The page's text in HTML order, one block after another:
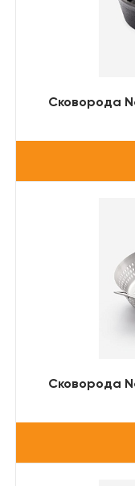
Сковорода
Сковорода